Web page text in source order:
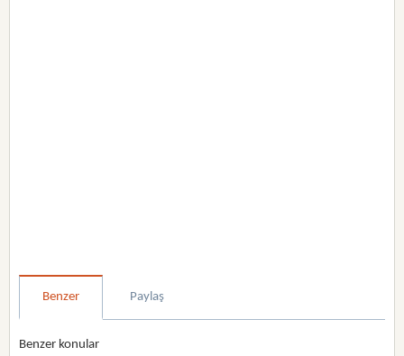
Benzer Paylaş
Benzer konular